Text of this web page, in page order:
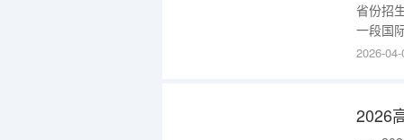
省份招
一段国
2026-